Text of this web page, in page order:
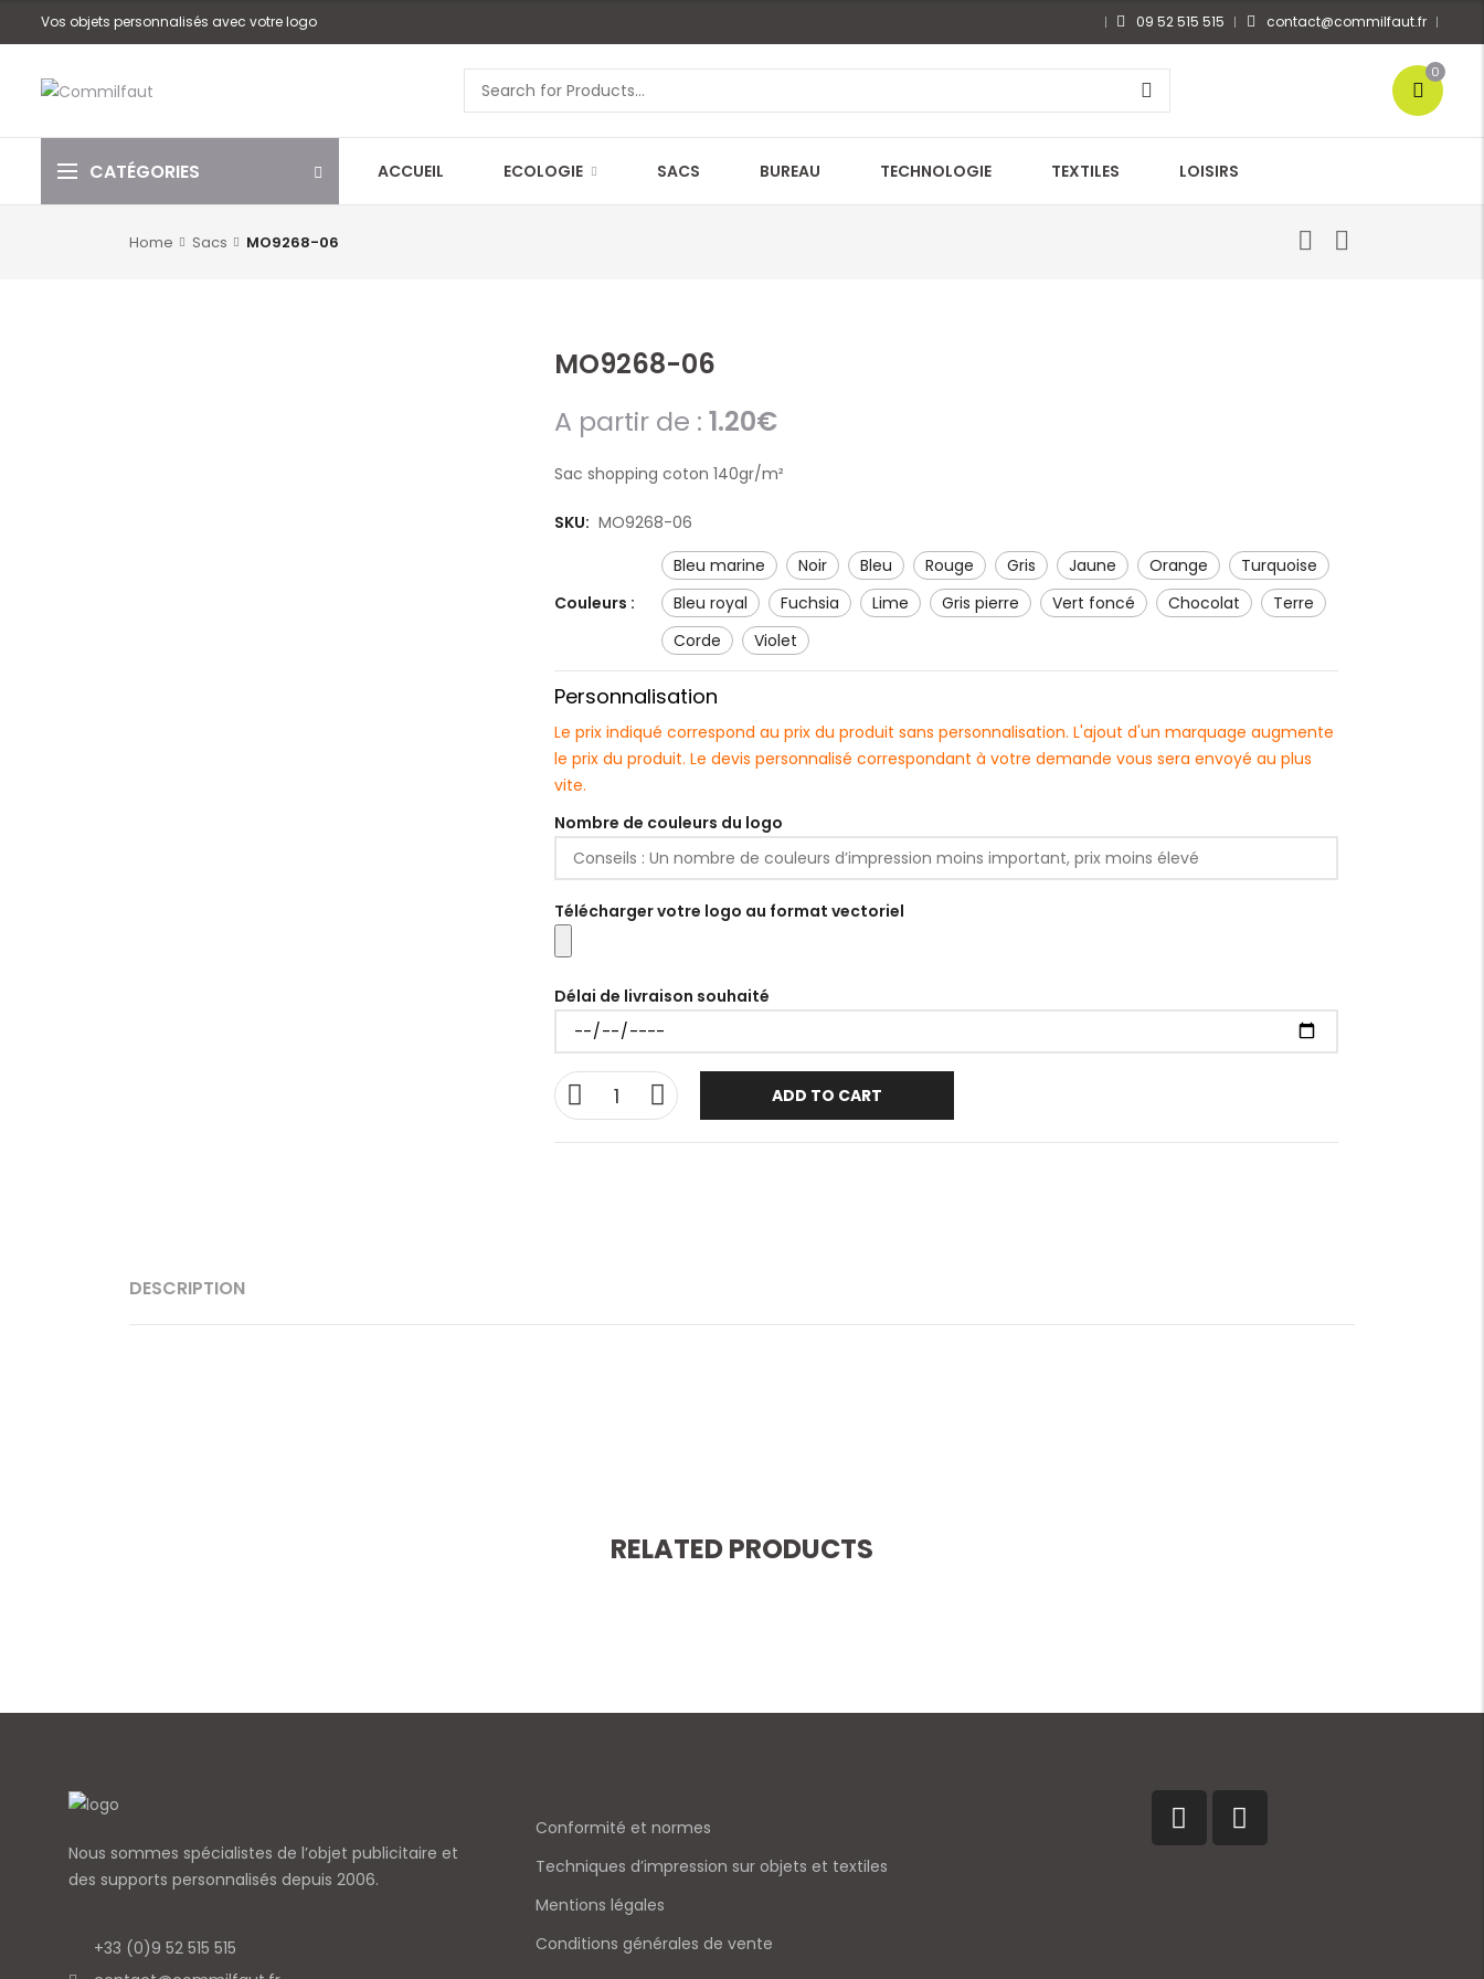
Vos objets personnalisés avec votre logo 09 52 515 515 contact@commilfaut.fr
0
CATÉGORIES ACCUEIL ECOLOGIE SACS BUREAU TECHNOLOGIE TEXTILES LOISIRS
Home Sacs MO9268-06
MO9268-06
A partir de : 1.20€
Sac shopping coton 140gr/m²
SKU: MO9268-06
Couleurs :
bleu marine noir bleu rouge gris jaune orange
turquoise
bleu royal
fuchsia lime gris pierre vert foncé chocolat
Terre
corde
violet
Personnalisation
Le prix indiqué correspond au prix du produit sans personnalisation. L'ajout d'un marquage augmente
le prix du produit. Le devis personnalisé correspondant à votre demande vous sera envoyé au plus
vite.
Nombre de couleurs du logo
Télécharger votre logo au format vectoriel
Délai de livraison souhaité
ADD TO CART
DESCRIPTION
RELATED PRODUCTS
Nous sommes spécialistes de l’objet publicitaire et
des supports personnalisés depuis 2006.
+33 (0)9 52 515 515
Conformité et normes
Techniques d’impression sur objets et textiles
Mentions légales
Conditions générales de vente